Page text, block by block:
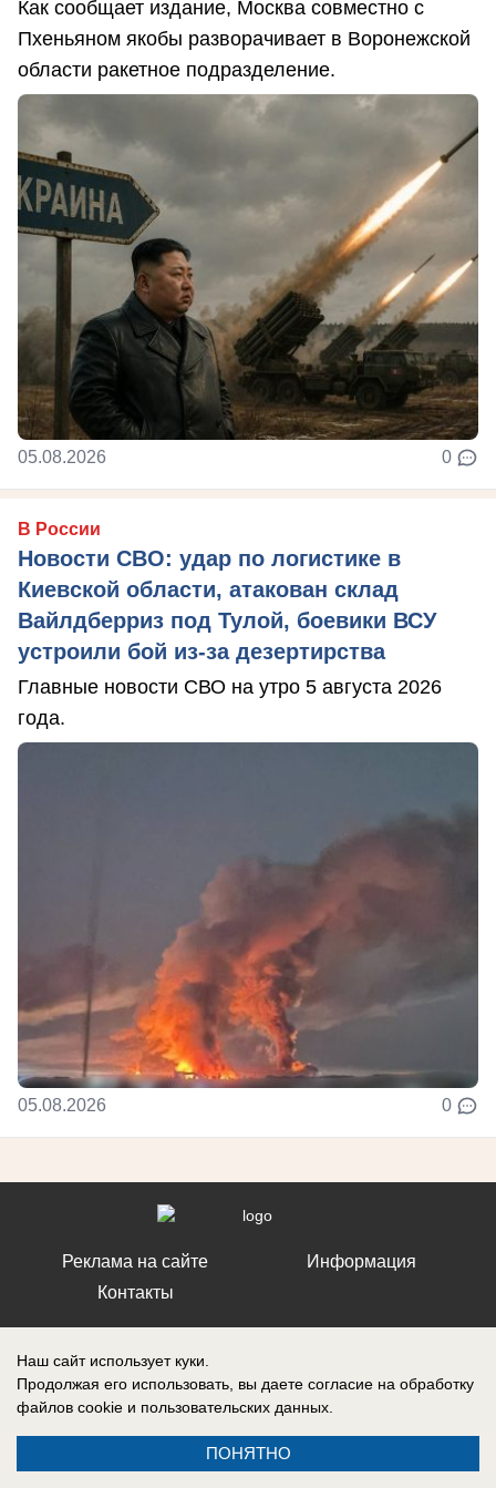
Как сообщает издание, Москва совместно с
Пхеньяном якобы разворачивает в Воронежской
области ракетное подразделение.
05.08.2026 0
В России
Новости СВО: удар по логистике в
Киевской области, атакован склад
Вайлдберриз под Тулой, боевики ВСУ
устроили бой из-за дезертирства
Главные новости СВО на утро 5 августа 2026
года.
05.08.2026 0
Реклама на сайте
Контакты
Информация
Запись о регистрации СМИ: ЭЛ № ФС 77 – 86242, выдано
технологий и массовых коммуникаций (Роскомнадзор) 10 ноября 2023
г.
Наш сайт использует куки.
Продолжая его использовать, вы даете согласие на обработку
файлов cookie и пользовательских данных.
ПОНЯТНО